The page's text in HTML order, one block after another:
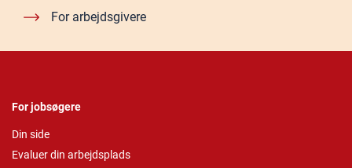
For arbejdsgivere
For jobsøgere
Din side
Evaluer din arbejdsplads